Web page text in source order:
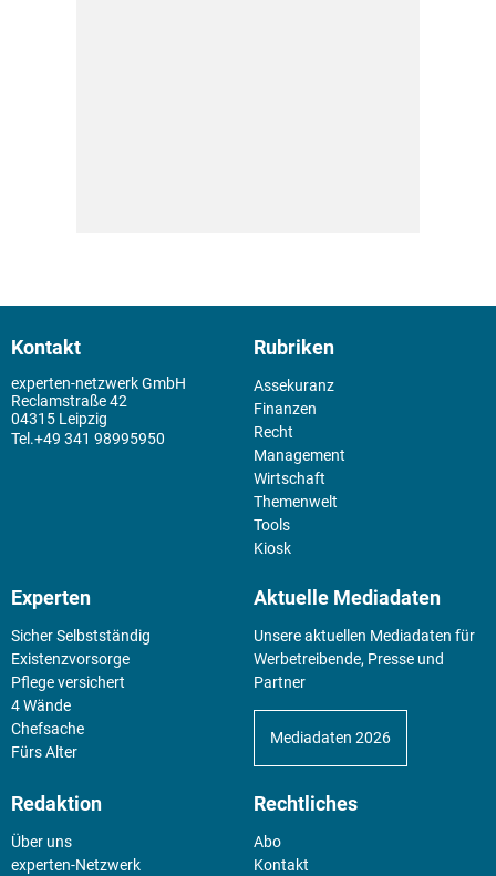
Kontakt
experten-netzwerk GmbH
Reclamstraße 42
04315 Leipzig
+49 341 98995950
Rubriken
Assekuranz
Finanzen
Recht
Management
Wirtschaft
Themenwelt
Tools
Kiosk
Experten
Sicher Selbstständig
Existenz­vorsorge
Pflege versichert
4 Wände
Chefsache
Fürs Alter
Aktuelle Mediadaten
Unsere aktuellen Mediadaten für
Werbetreibende, Presse und
Partner
Mediadaten 2026
Redaktion
Über uns
experten-Netzwerk
Rechtliches
Abo
Kontakt